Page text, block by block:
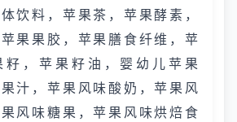
饮料，苹果茶，苹果酵素，
果果胶，苹果膳食纤维，苹
籽，苹果籽油，婴幼儿苹果
汁，苹果风味酸奶，苹果风
风味糖果，苹果风味烘焙食